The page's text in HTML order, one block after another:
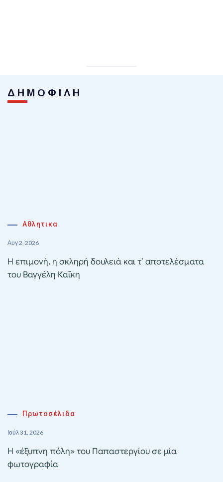
ΔΗΜΟΦΙΛΗ
Αθλητικα
Αυγ 2, 2026
Η επιμονή, η σκληρή δουλειά και τ’ αποτελέσματα
του Βαγγέλη Καΐκη
Πρωτοσέλιδα
Ιούλ 31, 2026
Η «έξυπνη πόλη» του Παπαστεργίου σε μία
φωτογραφία